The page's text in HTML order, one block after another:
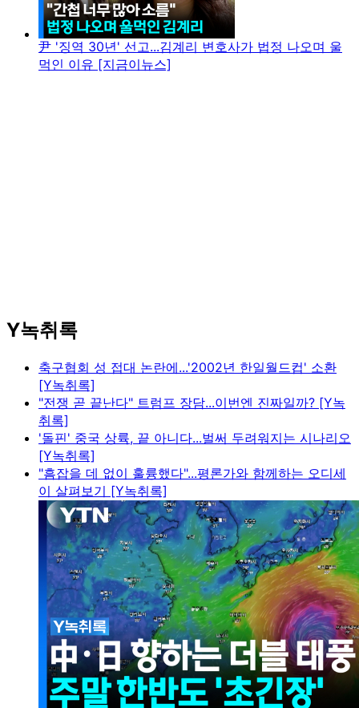
尹 '징역 30년' 선고...김계리 변호사가 법정 나오며 울
먹인 이유 [지금이뉴스]
Y녹취록
축구협회 성 접대 논란에...'2002년 한일월드컵' 소환
[Y녹취록]
"전쟁 곧 끝난다" 트럼프 장담...이번엔 진짜일까? [Y녹
취록]
'돌핀' 중국 상륙, 끝 아니다...벌써 두려워지는 시나리오
[Y녹취록]
"흠잡을 데 없이 훌륭했다"...평론가와 함께하는 오디세
이 살펴보기 [Y녹취록]